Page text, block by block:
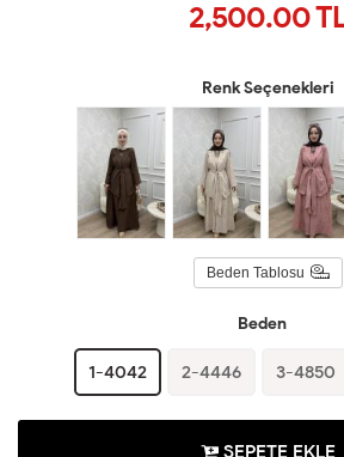
2,500.00
Renk Seçenekleri
Beden Tablosu
Beden
1-4042 2-4446 3-4850
SEPETE EKLE